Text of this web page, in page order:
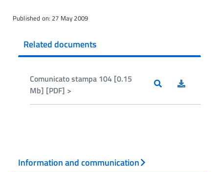
Published on: 27 May 2009
Related documents
Comunicato stampa 104 [0.15
Mb] [PDF] >
Information and communication